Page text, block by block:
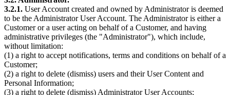
3.2.1. User Account created and owned by Administrator is deemed
to be the Administrator User Account. The Administrator is either a
Customer or a user acting on behalf of a Customer, and having
administrative privileges (the "Administrator"), which include,
without limitation:
(1) a right to accept notifications, terms and conditions on behalf of a
Customer;
(2) a right to delete (dismiss) users and their User Content and
Personal Information;
(3) a right to delete (dismiss) Administrator User Accounts;